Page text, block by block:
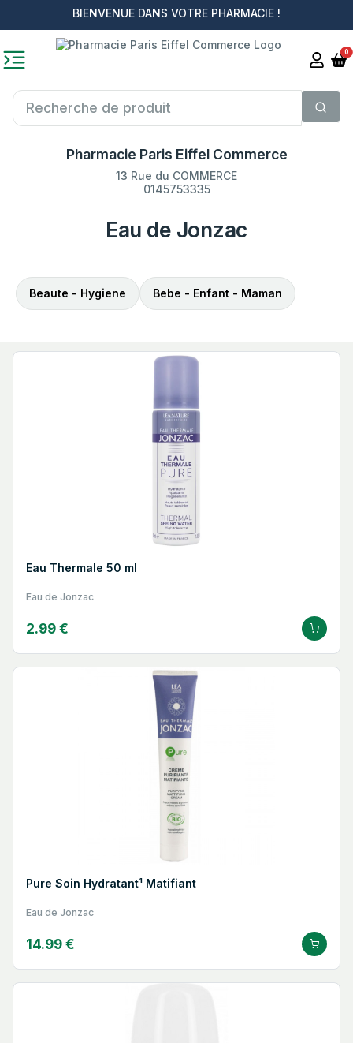
BIENVENUE DANS VOTRE PHARMACIE !
0
Pharmacie Paris Eiffel Commerce
13 Rue du COMMERCE
0145753335
Eau de Jonzac
Beaute - Hygiene Bebe - Enfant - Maman
Eau Thermale 50 ml
Eau de Jonzac
2.99 €
Pure Soin Hydratant¹ Matifiant
Eau de Jonzac
14.99 €